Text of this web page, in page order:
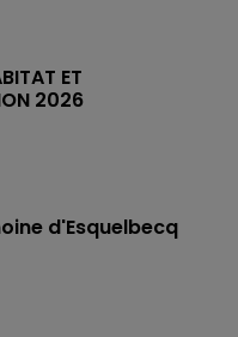
ET
2026
d'Esquelbecq